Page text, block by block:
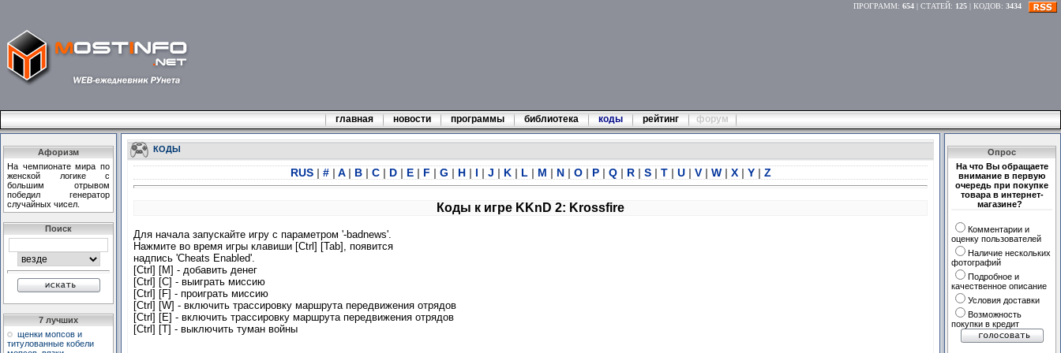
ПРОГРАММ: 654 | СТАТЕЙ: 125 | КОДОВ: 3434
главная новости программы библиотека коды рейтинг форум
Афоризм
На чемпионате мира по
женской логике с
большим отрывом
победил генератор
случайных чисел.
Поиск
7 лучших
щенки мопсов и
титулованные кобели
КОДЫ
RUS | # | A | B | C | D | E | F | G | H | I | J | K | L | M | N | O | P | Q | R | S | T | U | V | W | X | Y | Z
Коды к игре KKnD 2: Krossfire
Для начала запускайте игру с параметром '-badnews'.
Нажмите во время игры клавиши [Ctrl] [Tab], появится
надпись 'Cheats Enabled'.
[Ctrl] [M] - добавить денег
[Ctrl] [C] - выиграть миссию
[Ctrl] [F] - проиграть миссию
[Ctrl] [W] - включить трассировку маршрута передвижения отрядов
[Ctrl] [E] - включить трассировку маршрута передвижения отрядов
[Ctrl] [T] - выключить туман войны
Опрос
На что Вы обращаете
внимание в первую
очередь при покупке
товара в интернет-
магазине?
Комментарии и
оценку пользователей
Наличие нескольких
фотографий
Подробное и
качественное описание
Условия доставки
Возможность
покупки в кредит